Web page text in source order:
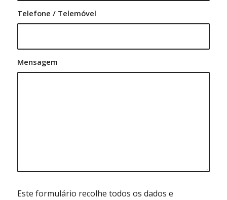
Telefone / Telemóvel
Mensagem
Este formulário recolhe todos os dados e